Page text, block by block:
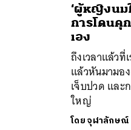
‘ผู้หญิงนม
การโดนคุ
เอง
ถึงเวลาแล้วที่
แล้วหันมามอ
เจ็บปวด และ
ใหญ่
โดยจุฬาลักษณ์